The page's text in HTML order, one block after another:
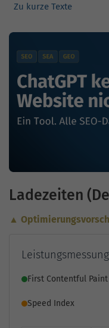
Zu kurze Texte
Ladezeiten
▲
Leistungsmessung
First Contentful Paint
Speed Index